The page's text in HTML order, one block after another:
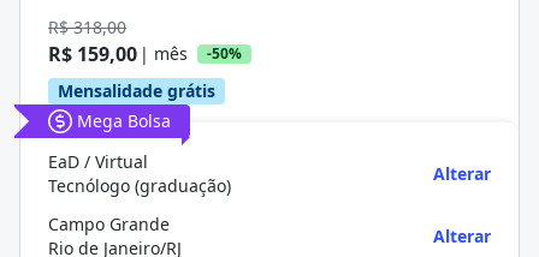
R$ 318,00
R$ 159,00 | mês -50%
Mensalidade grátis
Mega Bolsa
EaD / Virtual
Tecnólogo (graduação)
Alterar
Campo Grande
Rio de Janeiro/RJ
Alterar